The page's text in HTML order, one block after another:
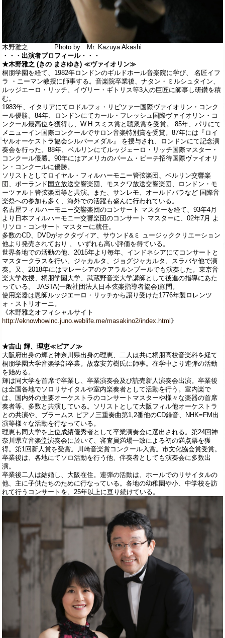
木野雅之 Photo by Mr. Kazuya Akashi
・・・出演者プロフィール・・・
★木野雅之 (きの まさゆき) ≪ヴァイオリン≫
桐朋学園を経て、1982年ロンドンのギルドホール音楽院に学び、 名匠イフ
ラ ・ニーマン教授に師事する。音楽院卒業後、ナタン・ミルシュタイン、
ルッジエーロ・リッチ、イヴリー・ギトリス等3人の巨匠に師事し研鑽を積
む。
1983年、イタリアにてロドルフォ・リピツァー国際ヴァイオリン・コンク
ール優勝。84年、ロンドンにてカール・フレッシュ国際ヴァイオリン・コ
ンクール最高位を獲得し、W.H.スミス賞と聴衆賞を受賞。 85年、パリにて
メニューイン国際コンクールでサロン音楽特別賞を受賞。87年には『ロイ
ヤルオーケストラ協会シルバーメダル』 を授与され、ロンドンにて記念演
奏会を行った。88年、ベルリンにてルッジェーロ・リッチ国際マスター・
コンクール優勝。90年にはアメリカのパーム・ビーチ招待国際ヴァイオリ
ン・コンクールに優勝。
ソリストとしてロイヤル・フィルハーモニー管弦楽団、ベルリン交響楽
団、ポーランド国立放送交響楽団、モスクワ放送交響楽団、ロンドン・モ
ーツァルト管弦楽団等と共演。また、サンレモ、オールドバラなど 国際音
楽祭への参加も多く、海外での活躍も盛んに行われている。
名古屋フィルハーモニー交響楽団のコンサート マスターを経て、93年4月
より日本フィルハーモニー交響楽団のコンサート マスターに、02年7月 よ
リソロ・コンサート マスターに就任。
多数のCD、DVDがオクタヴィア、サウンド&ミ ュージッククリエーション
他より発売されており 、 いずれも高い評価を得ている。
世界各地での活動の他、2015年より毎年、インドネシアにてコンサートと
マスタークラスを行い、ジャカルタ、ジョグジャカルタ、スラバヤ他で演
奏。又、2018年にはマレーシアのクアラルンプールでも演奏した。東京音
楽大学教授、桐朋学園大学、武蔵野音楽大学講師として後進の指導にあた
っている。 JASTA(一般社団法人日本弦楽指導者協会)顧問。
使用楽器は恩師ルッジエーロ・リッチから譲り受けた1776年製ロレンツ
ォ・ストリオーニ。
《木野雅之オフィシャルサイト
http://eknowhowinc.juno.weblife.me/masakino2/index.html 》
★吉山 輝、理恵≪ピアノ≫
大阪府出身の輝と神奈川県出身の理恵、二人は共に桐朋高校音楽科を経て
桐朋学園大学音楽学部卒業。故森安芳樹氏に師事。在学中より連弾の活動
を始める。
輝は同大学を首席で卒業し、卒業演奏会及び読売新人演奏会出演。卒業後
は全国各地でソロリサイタルや室内楽奏者として活動を行う。室内楽で
は、国内外の主要オーケストラのコンサートマスターや様々な楽器の首席
奏者等、多数と共演している。ソリストとして大阪フィル他オーケストラ
との共演や、ブラームス ピアノ三重奏曲第1,2番他のCD録音、NHK=FM出
演等様々な活動を行なっている。
理恵も同大学を上位成績優秀者として卒業演奏会に選出される。第24回神
奈川県立音楽堂演奏会に於いて、審査員満場一致による初の満点票を獲
得。第1回新人賞を受賞。川崎音楽賞コンクール入賞。市文化協会賞受賞。
卒業後は、各地にてソロ活動を行う他、伴奏者としても演奏会に多数出
演。
卒業後二人は結婚し、大阪在住。連弾の活動は、ホールでのリサイタルの
他、主に子供たちのために行なっている。各地の幼稚園や小、中学校を訪
れて行うコンサートを、25年以上に亘り続けている。